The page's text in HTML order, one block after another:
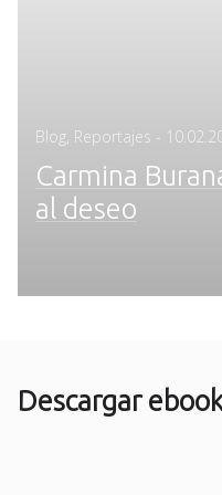
Blog Reportajes - Posted
Carmina
al deseo
Descargar